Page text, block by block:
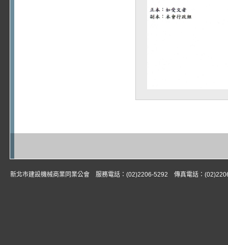
新北市建設機械商業同業公會 服務電話：(02)2206-5292 傳真電話：